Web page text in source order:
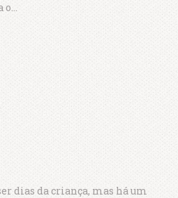
dias da criança, mas há um